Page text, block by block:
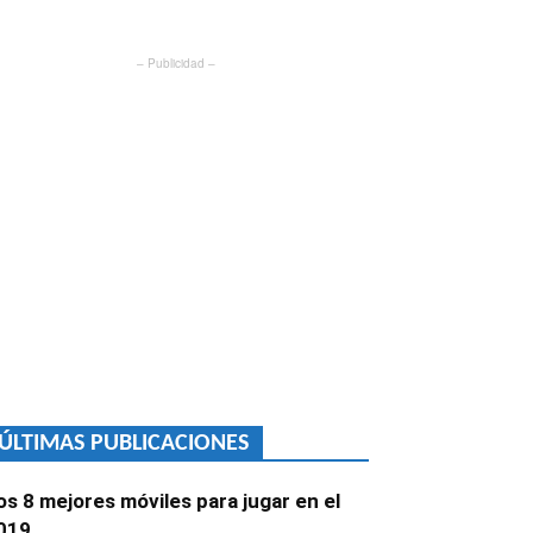
– Publicidad –
PUBLICACIONES
8 mejores móviles para jugar en el